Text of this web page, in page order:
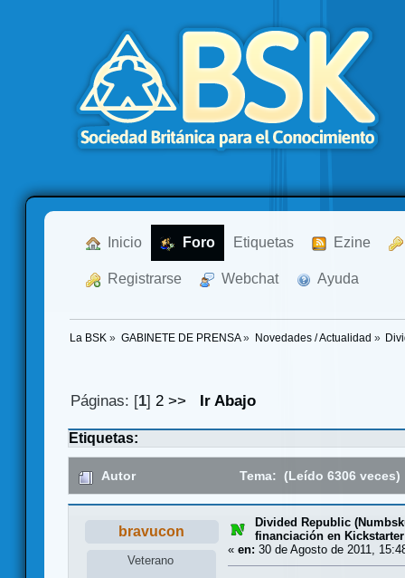
Inicio Foro Etiquetas Ezine
Registrarse Webchat Ayuda
La BSK » GABINETE DE PRENSA» Novedades / Actualidad »
Páginas: [1]2 >> Ir Abajo
Etiquetas:
Autor Tema: (Leído 6306 veces)
bravucon
Veterano
Divided Republic
financiación en Kickstarter
« en: 30 de Agosto de 2011,